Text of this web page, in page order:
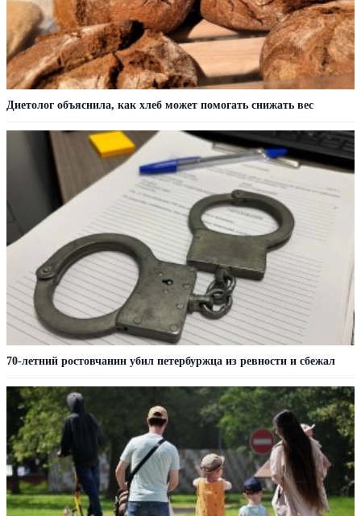
Диетолог объяснила, как хлеб может помогать снижать вес
70-летний ростовчанин убил петербуржца из ревности и сбежал